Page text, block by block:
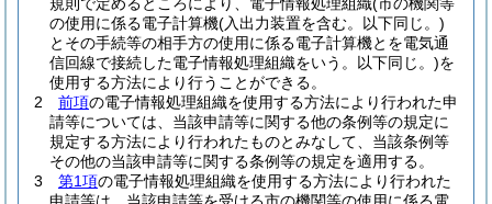
の使用に係る電子計算機(入出力装置を含む。以下同じ。)
とその手続等の相手方の使用に係る電子計算機とを電気通
信回線で接続した電子情報処理組織をいう。以下同じ。)を
使用する方法により行うことができる。
2
前項の電子情報処理組織を使用する方法により行われた申
請等については、当該申請等に関する他の条例等の規定に
規定する方法により行われたものとみなして、当該条例等
その他の当該申請等に関する条例等の規定を適用する。
3
第1項の電子情報処理組織を使用する方法により行われた
申請等は、当該申請等を受ける市の機関等の使用に係る電